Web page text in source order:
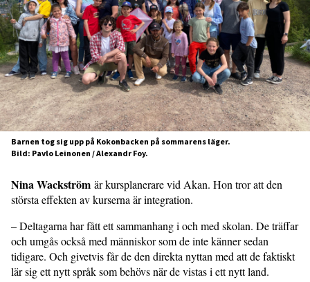
Barnen tog sig upp på Kokonbacken på sommarens läger.
Bild: Pavlo Leinonen / Alexandr Foy.
Nina Wackström är kursplanerare vid Akan. Hon tror att den
största effekten av kurserna är integration.
– Deltagarna har fått ett sammanhang i och med skolan. De träffar
och umgås också med människor som de inte känner sedan
tidigare. Och givetvis får de den direkta nyttan med att de faktiskt
lär sig ett nytt språk som behövs när de vistas i ett nytt land.